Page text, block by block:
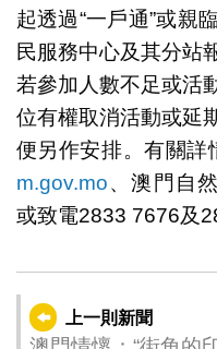
起透過“一戶通”或親
民服務中心及其分站
若參加人數不足或活
位有權取消活動或延
便另作安排。有關
m.gov.mo、澳門自
或致電2833 7676及
上一則新聞